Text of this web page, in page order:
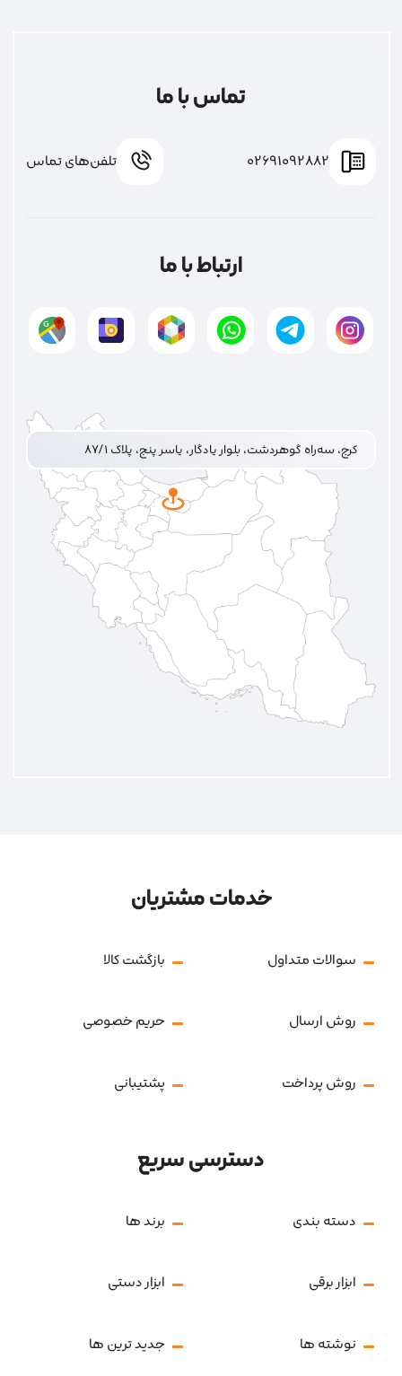
تماس با ما
02691092882 تلفن‌های تماس
ارتباط با ما
کرج، سه‌راه گوهردشت، بلوار یادگار، یاسر پنج، پلاک ۸۷/۱
خدمات مشتریان
سوالات متداول بازگشت کالا
روش ارسال حریم خصوصی
روش پرداخت پشتیبانی
دسترسی سریع
دسته بندی برند ها
ابزار برقی ابزار دستی
نوشته ها جدید ترین ها